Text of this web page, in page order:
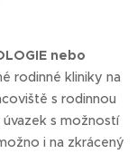
nebo
rodinné kliniky na
s rodinnou
s možností
i na zkrácený